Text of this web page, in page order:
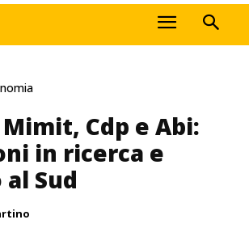
Cdp e Abi:
in ricerca e
Sud